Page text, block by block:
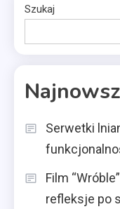
Szukaj
Serwetki
Film
refleksje po